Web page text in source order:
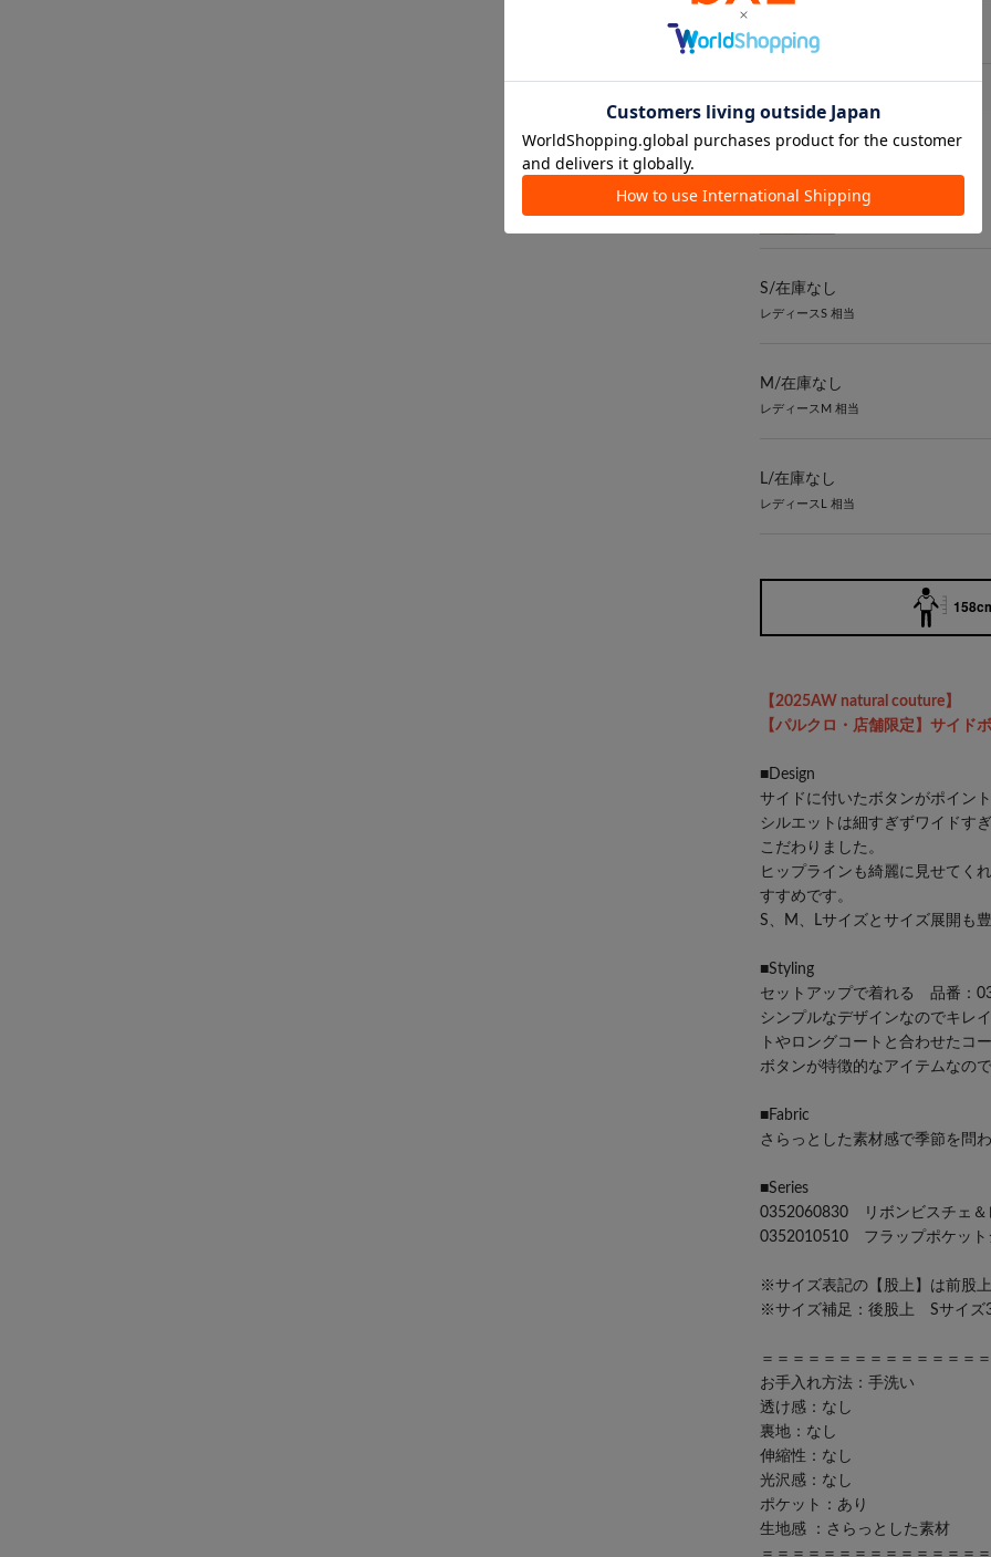
カラー：ブラウン
¥6,490
S/在庫なし
レディースS 相当
M/在庫なし
レディースM 相当
L/在庫なし
レディースL 相当
【2025AW natural couture】
【パルクロ・店舗限定】サイド
■Design
サイドに付いたボタンがポイン
シルエットは細すぎずワイドす
こだわりました。
ヒップラインも綺麗に見せてく
すすめです。
S、M、Lサイズとサイズ展開も
■Styling
セットアップで着れる 品番：
シンプルなデザインなのでキレ
トやロングコートと合わせたコ
ボタンが特徴的なアイテムなの
■Fabric
さらっとした素材感で季節を問
■Series
0352060830 リボンビスチェ＆
0352010510 フラップポケット
※サイズ表記の【股上】は前股
※サイズ補足：後股上 Sサイ
＝＝＝＝＝＝＝＝＝＝＝＝＝＝＝
お手入れ方法：手洗い
透け感：なし
裏地：なし
伸縮性：なし
光沢感：なし
ポケット：あり
生地感 ：さらっとした素材
＝＝＝＝＝＝＝＝＝＝＝＝＝＝＝